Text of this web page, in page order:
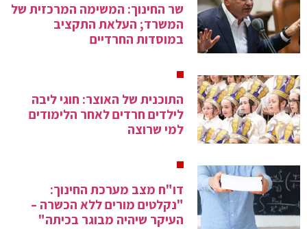
שר החינוך: המשימה המרכזית של
המשרד; העלאת התקציב
במוסדות החרדיים
התוכנית של האוצר: חוגי ליבה
לילדים חרדים לאחר הלימודים
למי שרוצה
דו"ח מצב מערכת החינוך:
"נקלטים מורים ללא הכשרה –
העיקר שיהיה מבוגר בכיתה"